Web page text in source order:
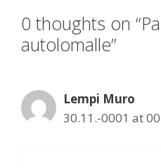
0 thoughts on
autolomalle”
Lempi Muro
30.11.-0001 at